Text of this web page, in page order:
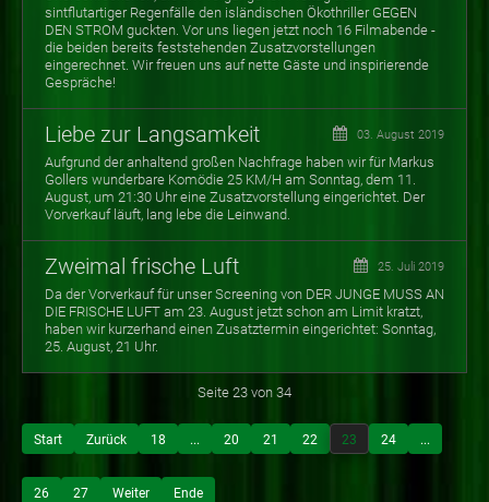
sintflutartiger Regenfälle den isländischen Ökothriller GEGEN
DEN STROM guckten. Vor uns liegen jetzt noch 16 Filmabende -
die beiden bereits feststehenden Zusatzvorstellungen
eingerechnet. Wir freuen uns auf nette Gäste und inspirierende
Gespräche!
Liebe zur Langsamkeit 03. August 2019
Aufgrund der anhaltend großen Nachfrage haben wir für Markus
Gollers wunderbare Komödie 25 KM/H am Sonntag, dem 11.
August, um 21:30 Uhr eine Zusatzvorstellung eingerichtet. Der
Vorverkauf läuft, lang lebe die Leinwand.
Zweimal frische Luft 25. Juli 2019
Da der Vorverkauf für unser Screening von DER JUNGE MUSS AN
DIE FRISCHE LUFT am 23. August jetzt schon am Limit kratzt,
haben wir kurzerhand einen Zusatztermin eingerichtet: Sonntag,
25. August, 21 Uhr.
Seite 23 von 34
Start Zurück 18 ... 20 21 22 23 24 ...
26 27 Weiter Ende